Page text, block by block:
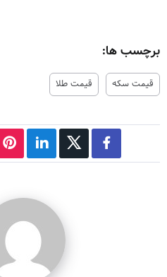
برچسب ها:
قیمت سکه قیمت طلا